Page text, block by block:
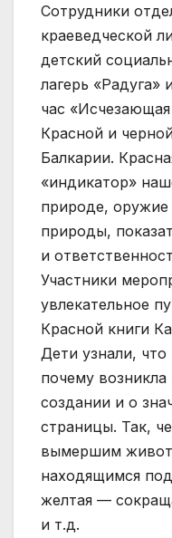
Сотрудники
краеведческой
детский
лагерь «Радуга»
час
Красной и
Балкарии.
«индикатор»
природе, оружие
природы,
и
Участники
увлекательное
Красной книги
Дети узнали, что
почему
создании и о
страницы. Так,
вымершим
находящимся
желтая —
и т.д.